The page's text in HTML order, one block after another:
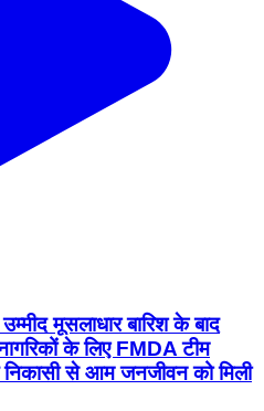
मूसलाधार बारिश के बाद
के लिए FMDA टीम
से आम जनजीवन को मिली